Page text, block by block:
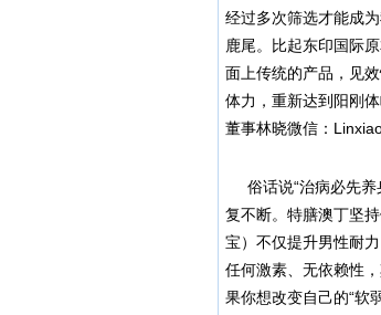
经过多次筛选才能成
鹿尾。比起东印国际
面上传统的产品，见
体力，重新达到阳刚
董事林晓微信：
俗话说“治病必先养
复不断。特膳澳丁坚
宝）不仅提升男性耐
任何激素、无依赖性
果你想改变自己的“软